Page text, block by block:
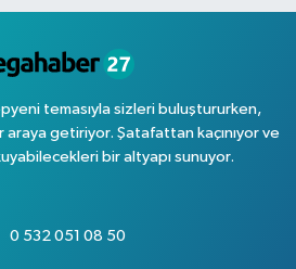
temasıyla sizleri buluştururken,
getiriyor. Şatafattan kaçınıyor ve
bir altyapı sunuyor.
0 532 051 08 50